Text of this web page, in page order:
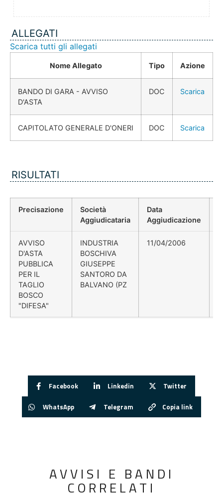
ALLEGATI
Scarica tutti gli allegati
Nome Allegato Tipo Azione
BANDO DI GARA - AVVISO
D'ASTA
DOC Scarica
CAPITOLATO GENERALE D'ONERI DOC Scarica
RISULTATI
Precisazione
Società
Aggiudicataria
Data
Aggiudicazione
AVVISO
D'ASTA
PUBBLICA
PER IL
TAGLIO
BOSCO
"DIFESA"
INDUSTRIA
BOSCHIVA
GIUSEPPE
SANTORO DA
BALVANO (PZ
11/04/2006
Facebook Linkedin Twitter
WhatsApp Telegram Copia link
AVVISI E BANDI
CORRELATI